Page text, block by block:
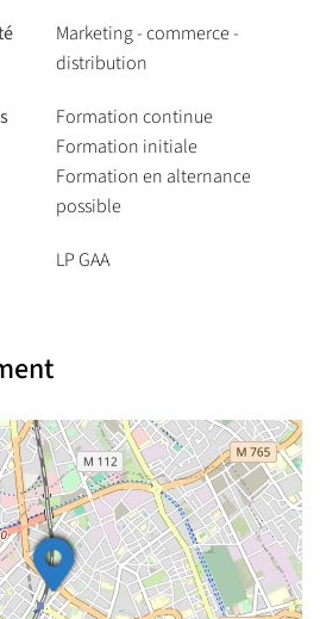
Marketing - commerce -
distribution
Formation continue
Formation initiale
Formation en alternance
possible
LP GAA